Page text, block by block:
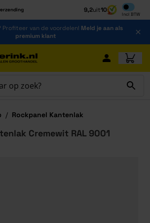
9,2uit10
Incl BTW
Inclusief
Profiteer van de voordelen! Meld je aan als
premium klant
/ Rockpanel Kantenlak
Cremewit RAL 9001